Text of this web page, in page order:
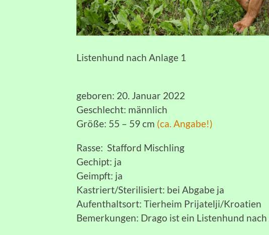
Listenhund nach Anlage 1
geboren: 20. Januar 2022
Geschlecht: männlich
Größe: 55 – 59 cm (ca. Angabe!)
Rasse: Stafford Mischling
Gechipt: ja
Geimpft: ja
Kastriert/Sterilisiert: bei Abgabe ja
Aufenthaltsort: Tierheim Prijatelji/Kroatien
Bemerkungen: Drago ist ein Listenhund nach